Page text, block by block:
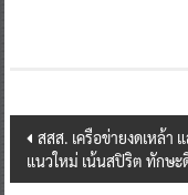
Post
navigation
สสส. เครือข่ายงดเหล้า
แนวใหม่ เน้นสปิริต ทักษ